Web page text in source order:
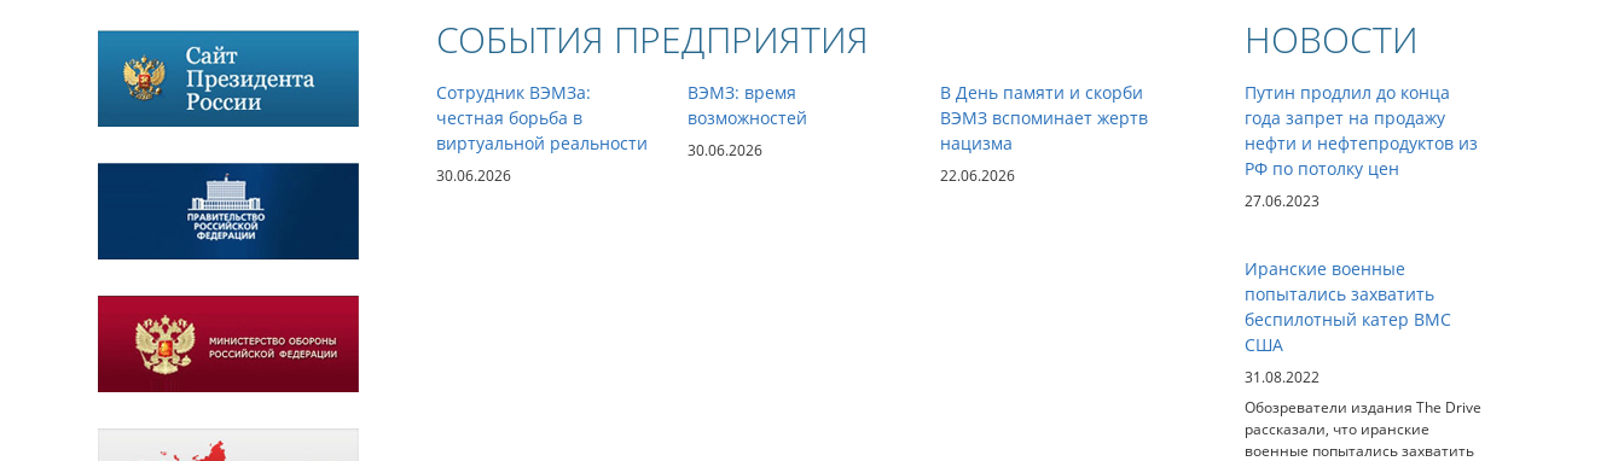
СОБЫТИЯ ПРЕДПРИЯТИЯ
Сотрудник ВЭМЗа:
честная борьба в
виртуальной реальности
30.06.2026
ВЭМЗ: время
возможностей
30.06.2026
В День памяти и скорби
ВЭМЗ вспоминает жертв
нацизма
22.06.2026
НОВОСТИ
Путин продлил до конца
года запрет на продажу
нефти и нефтепродуктов из
РФ по потолку цен
27.06.2023
Иранские военные
попытались захватить
беспилотный катер ВМС
США
31.08.2022
Обозреватели издания The Drive
рассказали, что иранские
военные попытались захватить